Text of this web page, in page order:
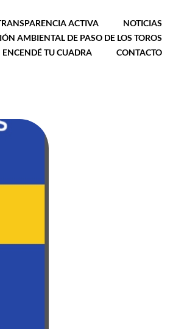
ACTIVA
NOTICIAS
AMBIENTAL DE PASO DE LOS TOROS
ENCENDÉ TU CUADRA
CONTACTO